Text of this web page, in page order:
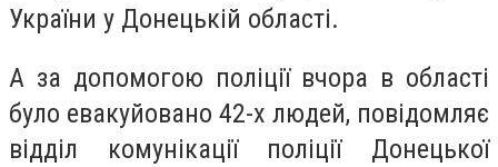
України у Донецькій області.
А за допомогою поліції вчора в області
було евакуйовано 42-х людей, повідомляє
відділ комунікації поліції Донецької